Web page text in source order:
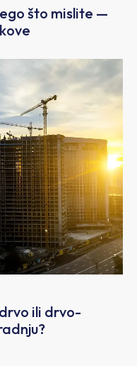
što mislite —
ili drvo-